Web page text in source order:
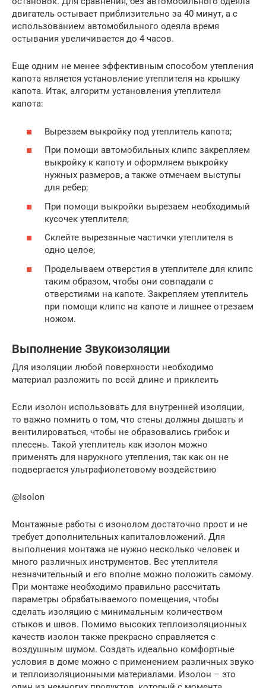
двигатель остывает приблизительно за 40 минут, а с
использованием автомобильного одеяла время
остывания увеличивается до 4 часов.
Еще одним не менее эффективным способом утепления
капота является установление утеплителя на крышку
капота. Итак, алгоритм установления утеплителя
капота:
Вырезаем выкройку под утеплитель капота;
При помощи автомобильных клипс закрепляем
выкройку к капоту и оформляем выкройку
нужных размеров, а также отмечаем выступы
для ребер;
При помощи выкройки вырезаем необходимый
кусочек утеплителя;
Склейте вырезанные частички утеплителя в
одно целое;
Проделываем отверстия в утеплителе для клипс
таким образом, чтобы они совпадали с
отверстиями на капоте. Закрепляем утеплитель
при помощи клипс на капоте и лишнее отрезаем
ножом.
Выполнение Звукоизоляции
Для изоляции любой поверхности необходимо
материал разложить по всей длине и приклеить
Если изолон использовать для внутренней изоляции,
то важно помнить о том, что стены должны дышать и
вентилироваться, чтобы не образовались грибок и
плесень. Такой утеплитель как изолон можно
применять для наружного утепления, так как он не
подвергается ультрафиолетовому воздействию
@Isolon
Монтажные работы с изонолом достаточно прост и не
требует дополнительных капиталовложений. Для
выполнения монтажа не нужно несколько человек и
много различных инструментов. Вес утеплителя
незначительный и его вполне можно положить самому.
При монтаже необходимо правильно рассчитать
параметры обрабатываемого помещения, чтобы
сделать изоляцию с минимальным количеством
стыков и швов. Помимо высоких теплоизоляционных
качеств изолон также прекрасно справляется с
воздушным шумом. Создать идеально комфортные
условия в доме можно с применением различных звуко
и теплоизоляционными материалами. Изолон – это